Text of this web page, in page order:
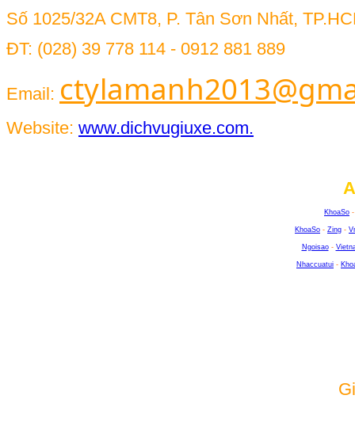
Số 1025/32A CMT8, P. Tân Sơn Nhất,
ĐT: (028) 39 778 114 - 0912 881 889
Email:
Website: www.dichvugiuxe.com.
KhoaSo
KhoaSo - Zing -
Ngoisao-
Nhaccuatui -